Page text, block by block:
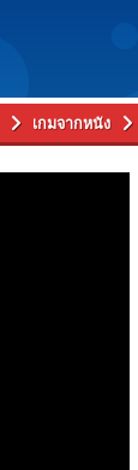
เกมจากหนัง